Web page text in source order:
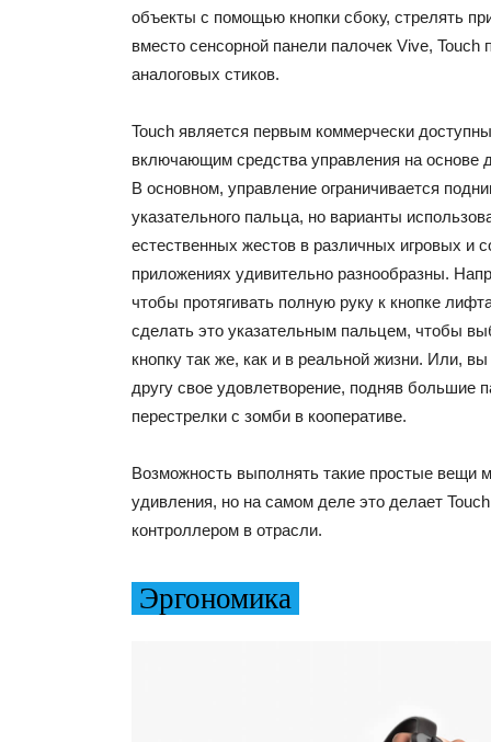
объекты с помощью кнопки сбоку, стрелять
вместо сенсорной панели палочек Vive, Touch
аналоговых стиков.
Touch является первым коммерчески
включающим средства управления на основе
В основном, управление ограничивается
указательного пальца, но варианты
естественных жестов в различных игровых и
приложениях удивительно разнообразны.
чтобы протягивать полную руку к кнопке
сделать это указательным пальцем, чтобы
кнопку так же, как и в реальной жизни. Или,
другу свое удовлетворение, подняв большие
перестрелки с зомби в кооперативе.
Возможность выполнять такие простые вещи
удивления, но на самом деле это делает
контроллером в отрасли.
Эргономика